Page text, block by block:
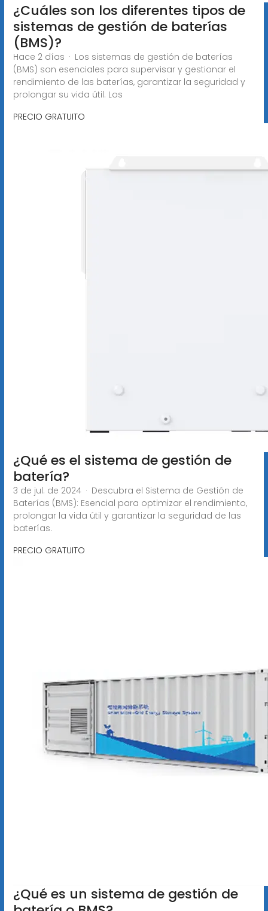
¿Cuáles son los diferentes tipos de
sistemas de gestión de baterías
(BMS)?
Hace 2 días · Los sistemas de gestión de baterías
(BMS) son esenciales para supervisar y gestionar el
rendimiento de las baterías, garantizar la seguridad y
prolongar su vida útil. Los
PRECIO GRATUITO
¿Qué es el sistema de gestión de
batería?
3 de jul. de 2024 · Descubra el Sistema de Gestión de
Baterías (BMS): Esencial para optimizar el rendimiento,
prolongar la vida útil y garantizar la seguridad de las
baterías.
PRECIO GRATUITO
¿Qué es un sistema de gestión de